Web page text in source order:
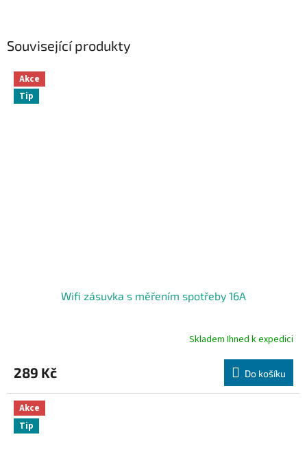
Související produkty
Akce
Tip
Wifi zásuvka s měřením spotřeby 16A
produktu
je
4,7
5
hvězdiček.
Skladem Ihned k expedici
289 Kč Do košíku
Akce
Tip